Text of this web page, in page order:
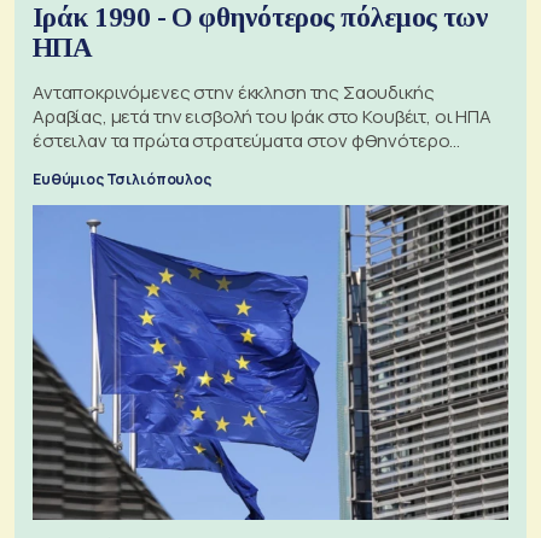
Ιράκ 1990 - Ο φθηνότερος πόλεμος των
ΗΠΑ
Ανταποκρινόμενες στην έκκληση της Σαουδικής
Αραβίας, μετά την εισβολή του Ιράκ στο Κουβέιτ, οι ΗΠΑ
έστειλαν τα πρώτα στρατεύματα στον φθηνότερο
Ευθύμιος Τσιλιόπουλος